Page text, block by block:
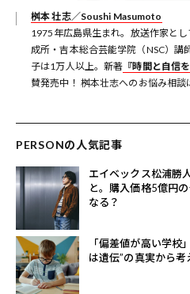
桝本 壮志／Soushi Masumoto
1975年広島県生まれ。放送作家と
成所・吉本総合芸能学院（NSC）講
子は1万人以上。新著 『時間と自信
賛発売中！ 桝本壮志へのお悩み相談
PERSONの人気記事
エイベックス松浦勝
と。購入価格5億円
なる？
「偏差値が高い学校
は遺伝”の真実から考